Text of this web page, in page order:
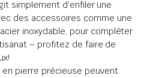
simplement d’enfiler une
des accessoires comme une
inoxydable, pour compléter
– profitez de faire de
pierre précieuse peuvent